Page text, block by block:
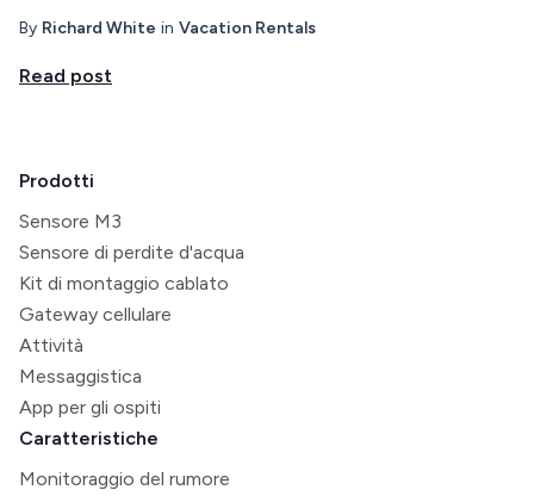
By Richard White in Vacation Rentals
Read post
Prodotti
Sensore M3
Sensore di perdite d'acqua
Kit di montaggio cablato
Gateway cellulare
Attività
Messaggistica
App per gli ospiti
Caratteristiche
Monitoraggio del rumore